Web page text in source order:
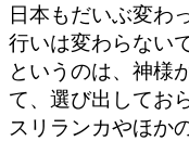
日本もだいぶ変わ
行いは変わらない
というのは、神様
て、選び出してお
スリランカやほか